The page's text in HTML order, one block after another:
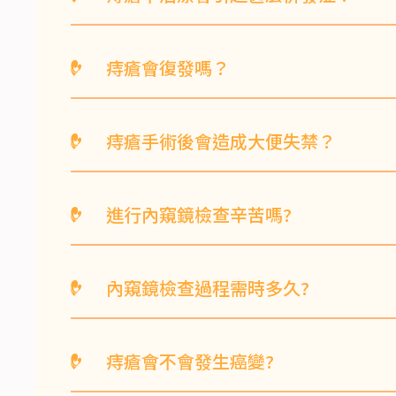
痔瘡會復發嗎？
不能保證手術後會永久不復發，因此手術
痔瘡手術後會造成大便失禁？
驗，對於肛門及腸道的結構有非常深的認
進行內窺鏡檢查辛苦嗎?
檢查會在熟睡時進行，所以並不會辛苦。
內窺鏡檢查過程需時多久?
痔瘡會不會發生癌變?